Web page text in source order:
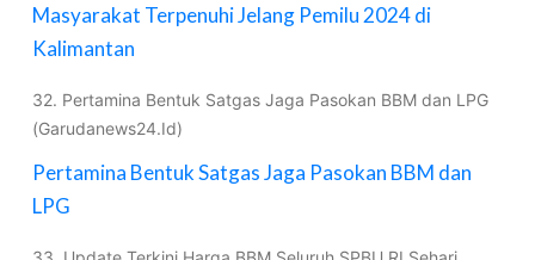
Masyarakat Terpenuhi Jelang Pemilu 2024 di
Kalimantan
32. Pertamina Bentuk Satgas Jaga Pasokan BBM dan LPG
(Garudanews24.Id)
Pertamina Bentuk Satgas Jaga Pasokan BBM dan
LPG